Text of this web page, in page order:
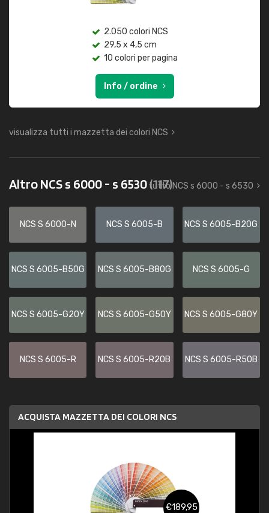
2.050 colori NCS
29,5 x 4,5 cm
10 colori per pagina
Info / ordine
visualizza tutti i mazzetta dei colori NCS
Altro NCS s 6000 - s 6530(117)
tutto NCS s 6000 - s 6530
NCS S 6000-N NCS S 6005-B NCS S 6005-B20G
NCS S 6005-B50G NCS S 6005-B80G NCS S 6005-G
NCS S 6005-G20Y NCS S 6005-G50Y NCS S 6005-G80Y
NCS S 6005-R NCS S 6005-R20B NCS S 6005-R50B
ACQUISTA MAZZETTA DEI COLORI NCS
€189,95